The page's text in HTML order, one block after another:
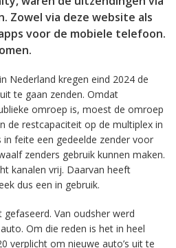
via deze website als
voor de mobiele telefoon.
Nederland kregen eind 2024 de
te gaan zenden. Omdat
omroep is, moest de omroep
de restcapaciteit op de multiplex in
in feite een gedeelde zender voor
zenders gebruik kunnen maken.
kanalen vrij. Daarvan heeft
dus een in gebruik.
Van oudsher werd
Om die reden is het in heel
verplicht om nieuwe auto’s uit te